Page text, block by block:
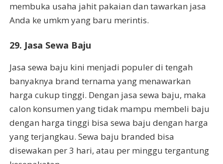
membuka usaha jahit pakaian dan tawarkan jasa
Anda ke umkm yang baru merintis.
29. Jasa Sewa Baju
Jasa sewa baju kini menjadi populer di tengah
banyaknya brand ternama yang menawarkan
harga cukup tinggi. Dengan jasa sewa baju, maka
calon konsumen yang tidak mampu membeli baju
dengan harga tinggi bisa sewa baju dengan harga
yang terjangkau. Sewa baju branded bisa
disewakan per 3 hari, atau per minggu tergantung